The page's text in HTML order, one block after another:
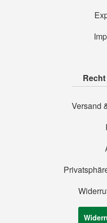
Versand